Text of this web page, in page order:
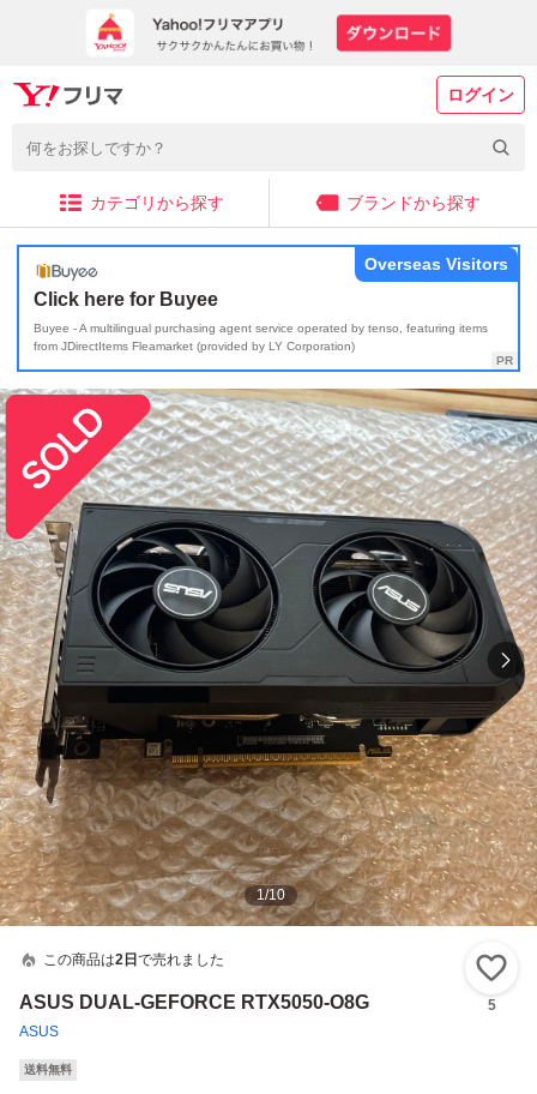
ログイン
カテゴリから探す ブランドから探す
Click here for Buyee
Buyee - A multilingual purchasing agent service operated by tenso, featuring items
from JDirectItems Fleamarket (provided by LY Corporation)
Overseas Visitors
1/10
この商品は2日 で売れました
ASUS DUAL-GEFORCE RTX5050-O8G
ASUS
5
送料無料